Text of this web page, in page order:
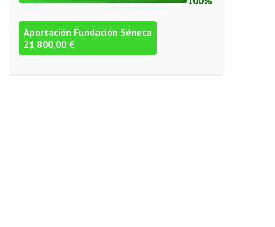
Aportación Fundación Séneca
21 800,00 €